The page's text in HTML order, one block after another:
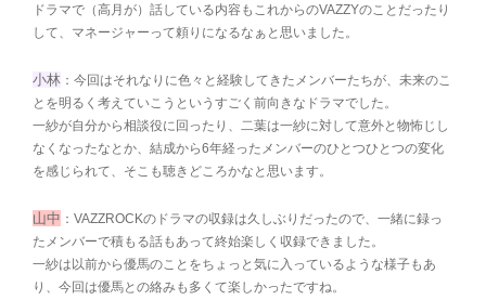
ドラマで（高月が）話している内容もこれからのVAZZYのことだったり
して、マネージャーって頼りになるなぁと思いました。
小林 ：今回はそれなりに色々と経験してきたメンバーたちが、未来のこ
とを明るく考えていこうというすごく前向きなドラマでした。
一紗が自分から相談役に回ったり、二葉は一紗に対して意外と物怖じし
なくなったなとか、結成から6年経ったメンバーのひとつひとつの変化
を感じられて、そこも聴きどころかなと思います。
山中 ：VAZZROCKのドラマの収録は久しぶりだったので、一緒に録っ
たメンバーで積もる話もあって終始楽しく収録できました。
一紗は以前から優馬のことをちょっと気に入っているような様子もあ
り、今回は優馬との絡みも多くて楽しかったですね。